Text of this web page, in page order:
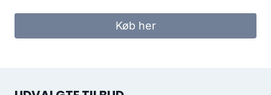
pris
pris
Køb her